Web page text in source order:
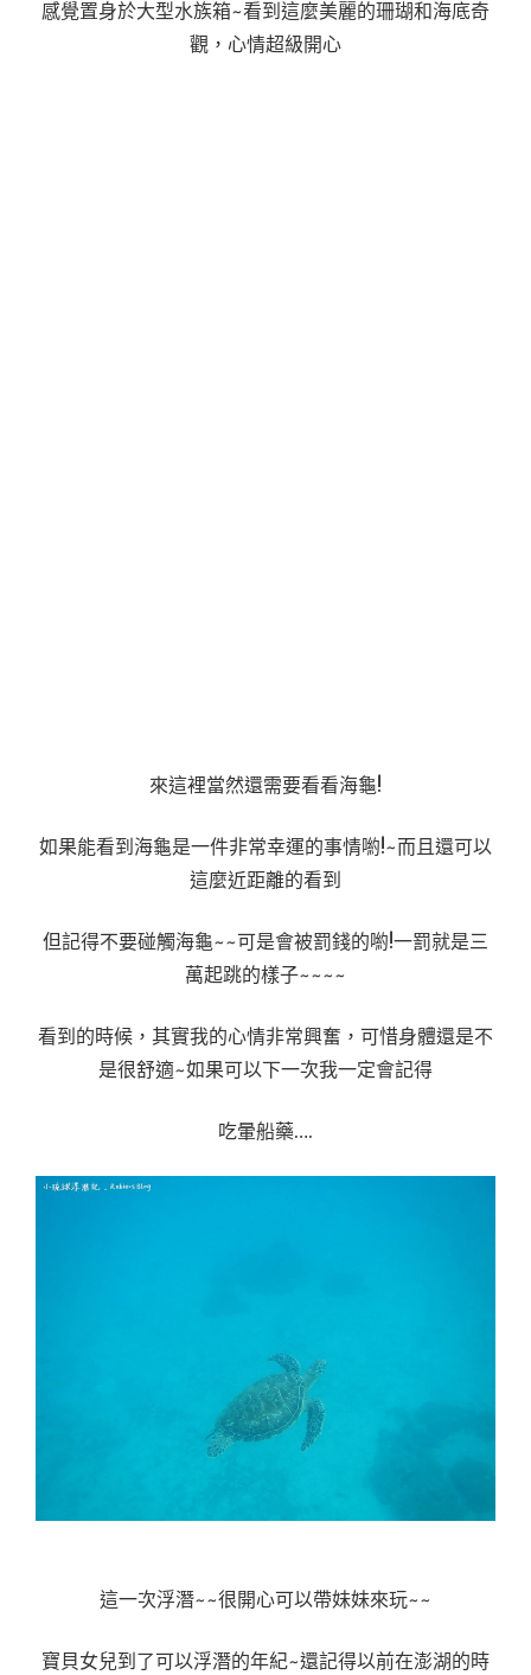
感覺置身於大型水族箱~看到這麼美麗的珊瑚和海底奇
觀，心情超級開心
來這裡當然還需要看看海龜!
如果能看到海龜是一件非常幸運的事情喲!~而且還可以
這麼近距離的看到
但記得不要碰觸海龜~~可是會被罰錢的喲!一罰就是三
萬起跳的樣子~~~~
看到的時候，其實我的心情非常興奮，可惜身體還是不
是很舒適~如果可以下一次我一定會記得
吃暈船藥….
這一次浮潛~~很開心可以帶妹妹來玩~~
寶貝女兒到了可以浮潛的年紀~還記得以前在澎湖的時